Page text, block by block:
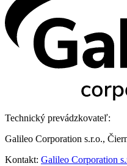
Technický prevádzkovateľ:
Galileo Corporation s.r.o.,
Kontakt: Galileo Corporation